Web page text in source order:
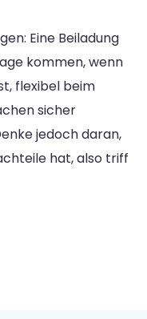
Eine Beiladung
kommen, wenn
flexibel beim
sicher
jedoch daran,
hat, also triff